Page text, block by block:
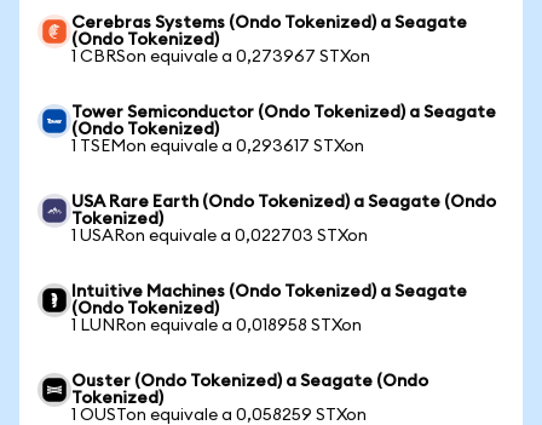
Cerebras Systems (Ondo Tokenized) a Seagate
(Ondo Tokenized)
1 CBRSon equivale a 0,273967 STXon
Tower Semiconductor (Ondo Tokenized) a Seagate
(Ondo Tokenized)
1 TSEMon equivale a 0,293617 STXon
USA Rare Earth (Ondo Tokenized) a Seagate (Ondo
Tokenized)
1 USARon equivale a 0,022703 STXon
Intuitive Machines (Ondo Tokenized) a Seagate
(Ondo Tokenized)
1 LUNRon equivale a 0,018958 STXon
Ouster (Ondo Tokenized) a Seagate (Ondo
Tokenized)
1 OUSTon equivale a 0,058259 STXon